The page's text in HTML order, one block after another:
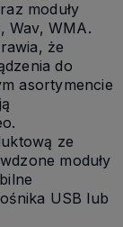
moduły
Wav, WMA.
że
do
asortymencie
ze
moduły
USB lub